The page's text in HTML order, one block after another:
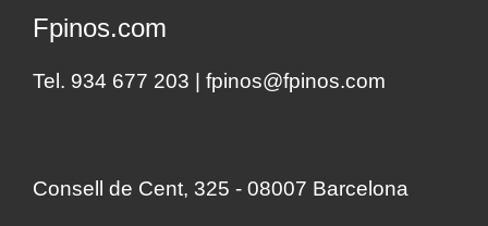
Fpinos.com
Tel. 934 677 203 | fpinos@fpinos.com
Consell de Cent, 325 - 08007 Barcelona